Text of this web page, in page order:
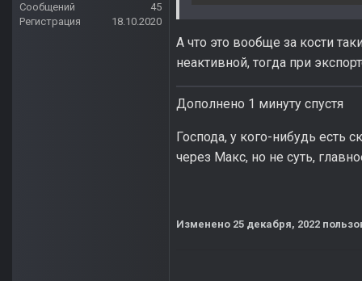
Сообщений
45
Регистрация
18.10.2020
А что это вообще за кости
неактивной, тогда при
Дополнено 1 минуту спустя
Господа, у кого-нибудь
через Макс, но не суть,
Изменено 25 декабря, 2022